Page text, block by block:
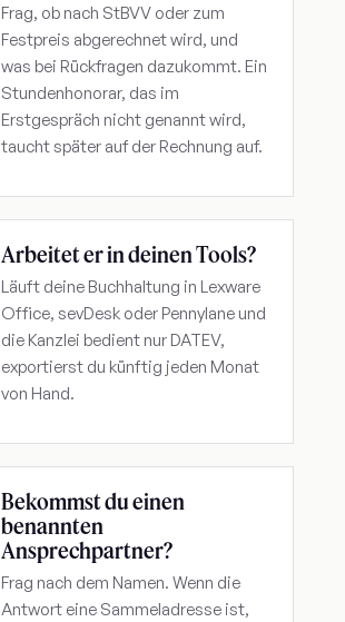
Frag, ob nach StBVV oder zum
Festpreis abgerechnet wird, und
was bei Rückfragen dazukommt. Ein
Stundenhonorar, das im
Erstgespräch nicht genannt wird,
taucht später auf der Rechnung auf.
Arbeitet er in deinen Tools?
Läuft deine Buchhaltung in Lexware
Office, sevDesk oder Pennylane und
die Kanzlei bedient nur DATEV,
exportierst du künftig jeden Monat
von Hand.
Bekommst du einen
benannten
Ansprechpartner?
Frag nach dem Namen. Wenn die
Antwort eine Sammeladresse ist,